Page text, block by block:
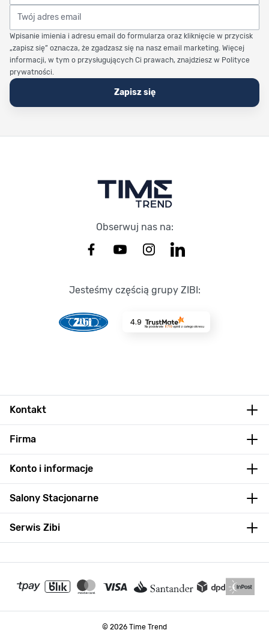
Twój adres email
Wpisanie imienia i adresu email do formularza oraz kliknięcie w przycisk
„zapisz się” oznacza, że zgadzasz się na nasz email marketing. Więcej
informacji, w tym o przysługujących Ci prawach, znajdziesz w Polityce
prywatności.
Zapisz się
Obserwuj nas na:
Jesteśmy częścią grupy ZIBI:
4.9
Na podstawie 8719opinii z całego okresu
Kontakt
Firma
Konto i informacje
Salony Stacjonarne
Serwis Zibi
© 2026 Time Trend